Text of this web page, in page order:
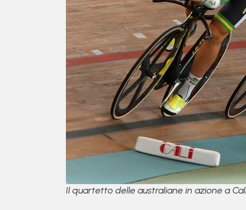
Il quartetto delle australiane in azione a